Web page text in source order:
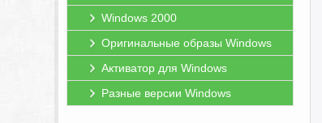
Windows 2000
Оригинальные образы Windows
Активатор для Windows
Разные версии Windows